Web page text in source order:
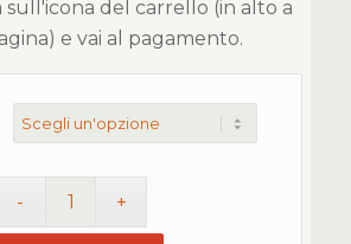
sull'icona del carrello (in alto a
e vai al pagamento.